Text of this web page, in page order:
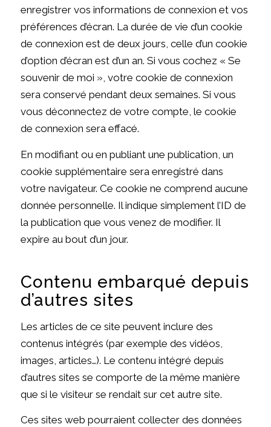
enregistrer vos informations de connexion et vos
préférences d’écran. La durée de vie d’un cookie
de connexion est de deux jours, celle d’un cookie
d’option d’écran est d’un an. Si vous cochez « Se
souvenir de moi », votre cookie de connexion
sera conservé pendant deux semaines. Si vous
vous déconnectez de votre compte, le cookie
de connexion sera effacé.
En modifiant ou en publiant une publication, un
cookie supplémentaire sera enregistré dans
votre navigateur. Ce cookie ne comprend aucune
donnée personnelle. Il indique simplement l’ID de
la publication que vous venez de modifier. Il
expire au bout d’un jour.
Contenu embarqué depuis
d’autres sites
Les articles de ce site peuvent inclure des
contenus intégrés (par exemple des vidéos,
images, articles…). Le contenu intégré depuis
d’autres sites se comporte de la même manière
que si le visiteur se rendait sur cet autre site.
Ces sites web pourraient collecter des données